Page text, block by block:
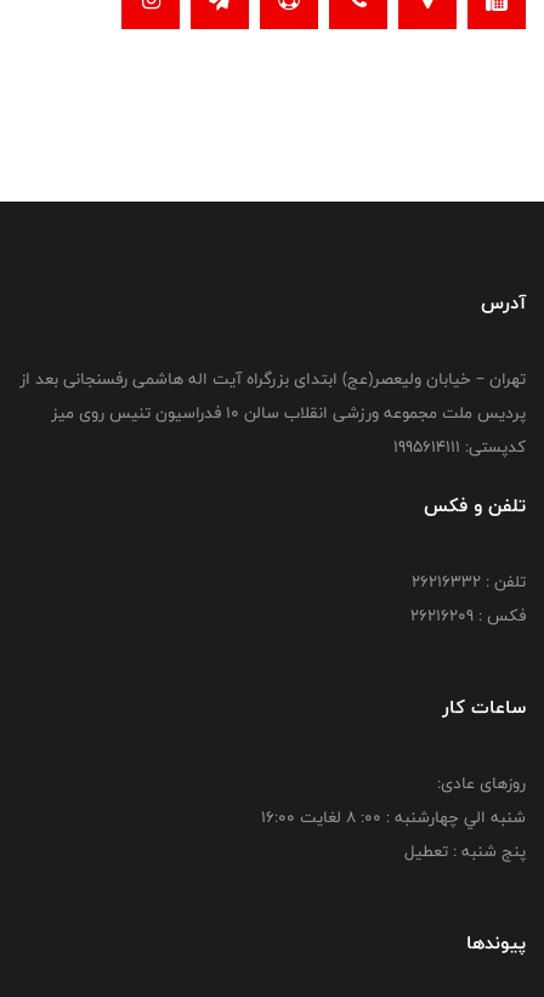
آدرس
تهران – خیابان ولیعصر(عج) ابتدای بزرگراه آیت اله هاشمی رفسنجانی بعد از
پردیس ملت مجموعه ورزشی انقلاب سالن 10 فدراسیون تنیس روی میز
کدپستی: 1995614111
تلفن و فکس
تلفن : 26216332
فکس : 26216209
ساعات کار
روزهای عادی:
شنبه الي چهارشنبه : 00: 8 لغايت 16:00
پنج شنبه : تعطیل
پیوندها